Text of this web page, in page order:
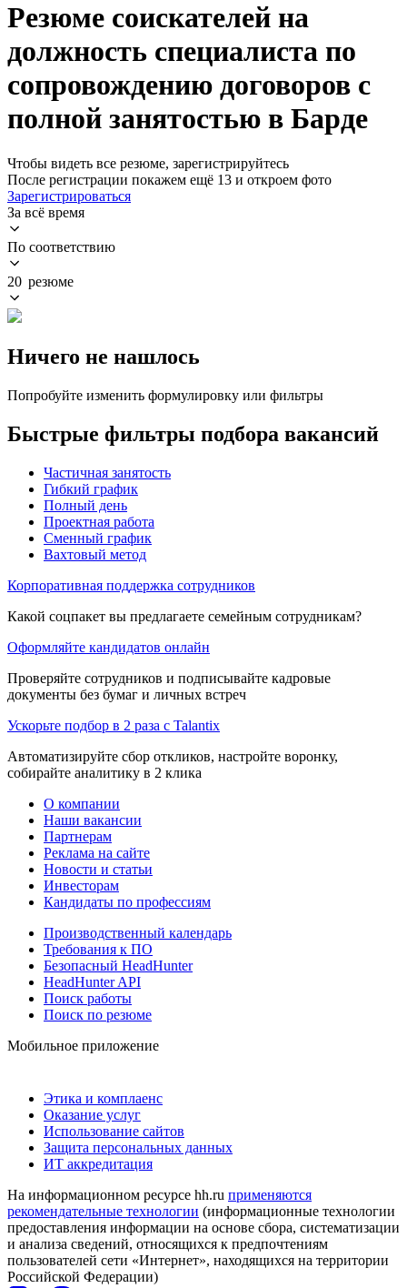
Резюме соискателей на
должность специалиста по
сопровождению договоров с
полной занятостью в Барде
Чтобы видеть все резюме, зарегистрируйтесь
После регистрации покажем ещё 13 и откроем фото
Зарегистрироваться
За всё время
По соответствию
20 резюме
Ничего не нашлось
Попробуйте изменить формулировку или фильтры
Быстрые фильтры подбора вакансий
Частичная занятость
Гибкий график
Полный день
Проектная работа
Сменный график
Вахтовый метод
Корпоративная поддержка сотрудников
Какой соцпакет вы предлагаете семейным сотрудникам?
Оформляйте кандидатов онлайн
Проверяйте сотрудников и подписывайте кадровые
документы без бумаг и личных встреч
Ускорьте подбор в 2 раза с Talantix
Автоматизируйте сбор откликов, настройте воронку,
собирайте аналитику в 2 клика
О компании
Наши вакансии
Партнерам
Реклама на сайте
Новости и статьи
Инвесторам
Кандидаты по профессиям
Производственный календарь
Требования к ПО
Безопасный HeadHunter
HeadHunter API
Поиск работы
Поиск по резюме
Мобильное приложение
Этика и комплаенс
Оказание услуг
Использование сайтов
Защита персональных данных
ИТ аккредитация
На информационном ресурсе hh.ru применяются
рекомендательные технологии (информационные технологии
предоставления информации на основе сбора, систематизации
и анализа сведений, относящихся к предпочтениям
пользователей сети «Интернет», находящихся на территории
Российской Федерации)